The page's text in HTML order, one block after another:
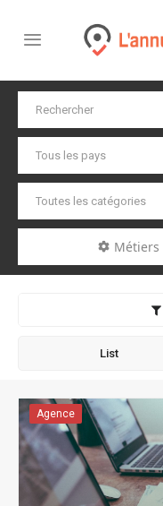
Métiers
List
Agence